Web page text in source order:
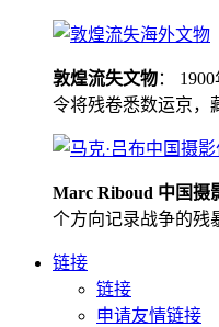
敦煌流失文物：
令将残卷悉数运京，
Marc Riboud 中国摄
个方向记录战争的残
链接
链接
申请友情链接